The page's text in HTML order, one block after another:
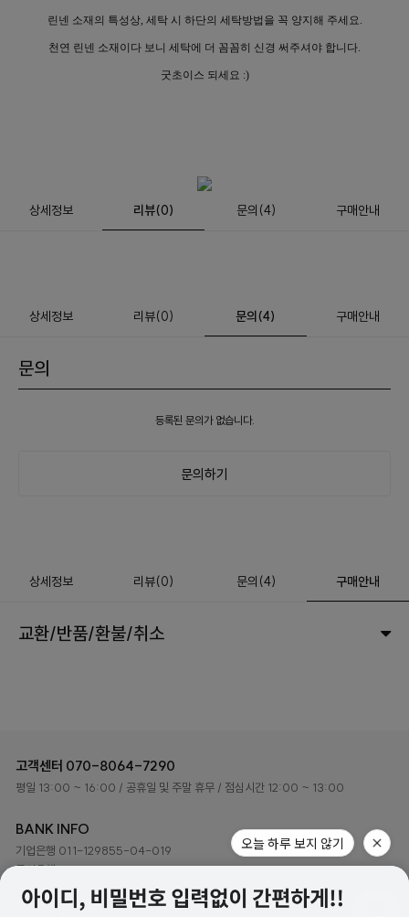
린넨 소재의 특성상, 세탁 시 하단의 세탁방법을 꼭 양지해 주세요.
천연 린넨 소재이다 보니 세탁에 더 꼼꼼히 신경 써주셔야 합니다.
굿초이스 되세요 :)
상세정보 리뷰(0) 문의 (4) 구매안내
상세정보 리뷰(0) 문의(4) 구매안내
문의
등록된 문의가 없습니다.
문의하기
상세정보 리뷰(0) 문의 (4) 구매안내
교환/반품/환불/취소
고객센터 070-8064-7290
평일 13:00 ~ 16:00 / 공휴일 및 주말 휴무 / 점심시간 12:00 ~ 13:00
BANK INFO
기업은행 011-129855-04-019
국민은행 048401-04-216079
예금주 ㈜하이로이 디자인